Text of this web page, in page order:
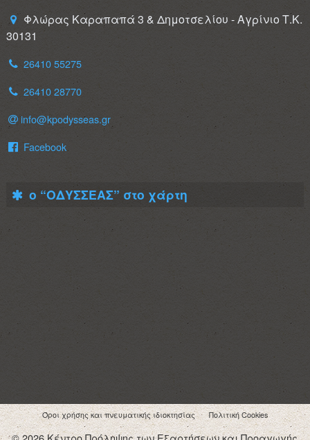
Φλώρας Καραπαπά 3 & Δημοτσελίου - Αγρίνιο Τ.Κ.
30131
26410 55275
26410 28770
info@kpodysseas.gr
Facebook
ο “ΟΔΥΣΣΕΑΣ” στο χάρτη
Όροι χρήσης και πνευματικής ιδιοκτησίας Πολιτική Cookies